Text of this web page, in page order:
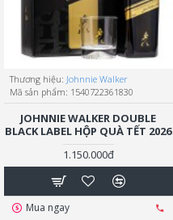
Thương hiệu: Johnnie Walker
Mã sản phẩm: 1540722361830
JOHNNIE WALKER DOUBLE
BLACK LABEL HỘP QUÀ TẾT 2026
1.150.000đ
Mua ngay